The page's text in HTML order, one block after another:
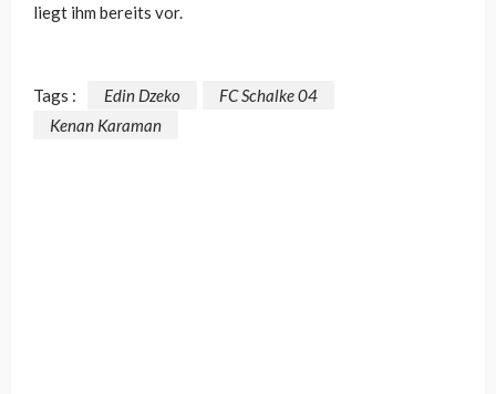
liegt ihm bereits vor.
Tags : Edin Dzeko
FC Schalke 04
Kenan Karaman